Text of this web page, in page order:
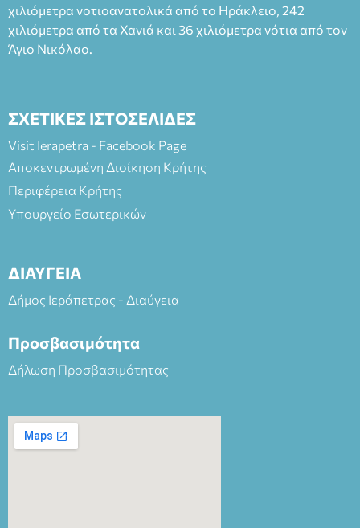
χιλιόμετρα νοτιοανατολικά από το Ηράκλειο, 242
χιλιόμετρα από τα Χανιά και 36 χιλιόμετρα νότια από τον
Άγιο Νικόλαο.
ΣΧΕΤΙΚΕΣ ΙΣΤΟΣΕΛΙΔΕΣ
Visit Ierapetra - Facebook Page
Αποκεντρωμένη Διοίκηση Κρήτης
Περιφέρεια Κρήτης
Υπουργείο Εσωτερικών
ΔΙΑΥΓΕΙΑ
Δήμος Ιεράπετρας - Διαύγεια
Προσβασιμότητα
Δήλωση Προσβασιμότητας